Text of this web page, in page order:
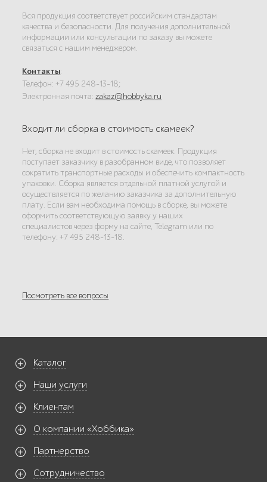
Вся продукция соответствует российским стандартам
качества и безопасности. Для получения дополнительной
информации или консультации по заказу вы можете
связаться с нашим менеджером.
Контакты:
Телефон: +7 495 248-13-18;
Электронная почта:zakaz@hobbyka.ru
Входит ли сборка в стоимость скамеек?
Нет, сборка не входит в стоимость скамеек. Продукция
поступает заказчику в разобранном виде, что позволяет
сократить транспортные расходы и обеспечить компактность
упаковки. Сборка является отдельной платной услугой и
осуществляется по желанию заказчика за дополнительную
плату. Если вам необходима помощь в сборке, вы можете
оформить соответствующую заявку у наших
специалистов через форму на сайте, Telegram или по
телефону: +7 495 248-13-18.
Посмотреть все вопросы
Каталог
Наши услуги
Клиентам
О компании «Хоббика»
Партнерство
Сотрудничество